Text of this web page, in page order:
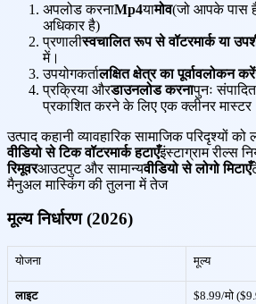
अपलोड करनाMp4यामोव(जो आपके पास
अधिकार है)
प्रणालीस्वचालित रूप से वॉटरमार्क या
में।
उपयोगकर्तालक्षित क्षेत्र का पूर्वावलोकन करें
प्रक्रिया औरडाउनलोड करनापुनः
प्रकाशित करने के लिए एक क्लीनर मास्टर
उत्पाद कहानी व्यावहारिक सामाजिक परिदृश्यों को
वीडियो से टिक वॉटरमार्क हटाएँइंस्टाग्राम रील्स
रिमूवरआउटपुट और सामान्यवीडियो से लोगो मिटाएँ
मैनुअल मास्किंग की तुलना में तेज
मूल्य निर्धारण (2026)
योजना मूल्य
लाइट $8.99/मो